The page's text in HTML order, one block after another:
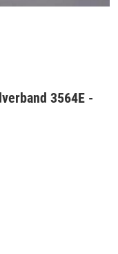
3564E -